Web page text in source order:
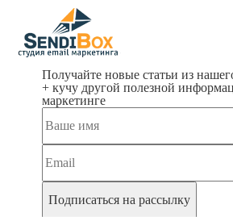
Получайте новые статьи из
+ кучу другой полезной
маркетинге